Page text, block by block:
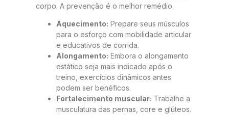
corpo. A prevenção é o melhor remédio.
Aquecimento: Prepare seus músculos
para o esforço com mobilidade articular
e educativos de corrida.
Alongamento: Embora o alongamento
estático seja mais indicado após o
treino, exercícios dinâmicos antes
podem ser benéficos.
Fortalecimento muscular: Trabalhe a
musculatura das pernas, core e glúteos.